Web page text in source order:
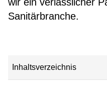
Sanitärbranche.
Inhaltsverzeichnis